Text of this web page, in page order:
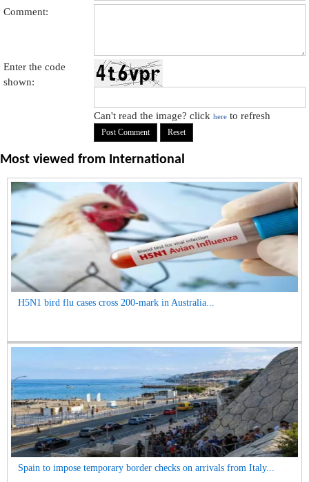
Comment:
Enter the code
shown:
Can't read the image? clickhere to refresh
Most viewed from International
H5N1 bird flu cases cross 200-mark in Australia...
Spain to impose temporary border checks on arrivals from Italy...